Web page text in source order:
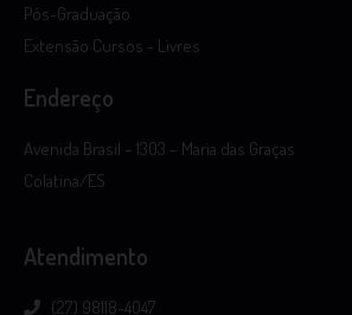
Pós-Graduação
Extensão Cursos - Livres
Endereço
Avenida Brasil – 1303 – Maria das Graças
Colatina/ES
Atendimento
(27) 98118-4047